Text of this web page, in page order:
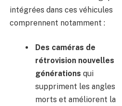
intégrées dans ces véhicules
comprennent notamment :
Des caméras de
rétrovision nouvelles
générations qui
suppriment les angles
morts et améliorent la